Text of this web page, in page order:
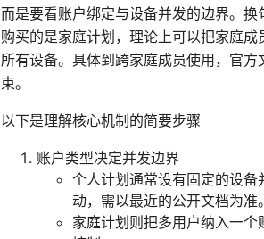
而是要看账户绑定与设备并发的边界。
购买的是家庭计划，理论上可以把家庭
所有设备。具体到跨家庭成员使用，官
束。
以下是理解核心机制的简要步骤
账户类型决定并发边界
个人计划通常设有固定的设
动，需以最近的公开文档为准。
家庭计划则把多用户纳入一